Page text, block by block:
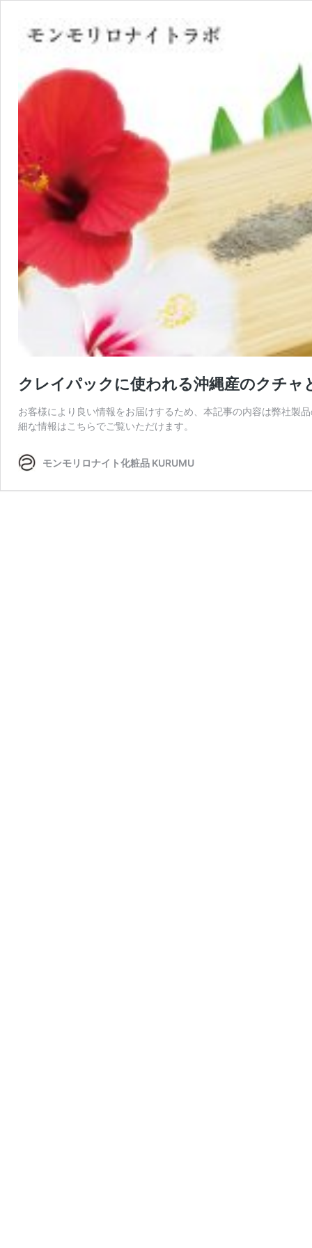
クレイパックに使われる沖縄産のクチャ
お客様により良い情報をお届けするため、本記事の内容は弊社製
細な情報はこちらでご覧いただけます。
モンモリロナイト化粧品 KURUMU